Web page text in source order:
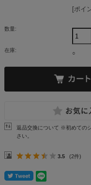
[ポイ
数量:
在庫: ○
返品交換について ※初めての
さい。
3.5 (2件)